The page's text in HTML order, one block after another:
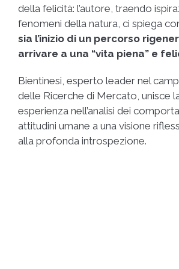
della felicità: l’autore, traendo
fenomeni della natura, ci spiega
sia l’inizio di un percorso
arrivare a una “vita piena” e
Bientinesi, esperto leader nel
delle Ricerche di Mercato, unisce
esperienza nell’analisi dei
attitudini umane a una visione
alla profonda introspezione.